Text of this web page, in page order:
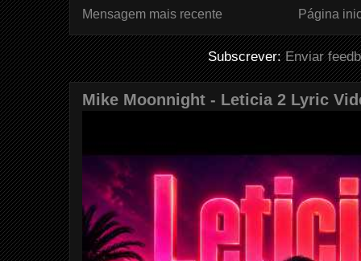
Mensagem mais recente Página
Subscrever:Enviar
Mike Moonnight - Leticia 2 Lyric